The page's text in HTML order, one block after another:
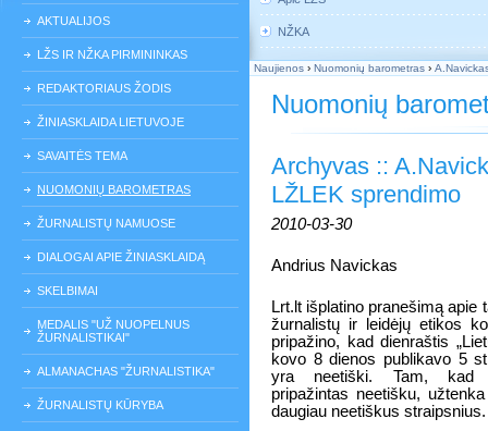
AKTUALIJOS
LŽS IR NŽKA PIRMININKAS
REDAKTORIAUS ŽODIS
ŽINIASKLAIDA LIETUVOJE
SAVAITĖS TEMA
NUOMONIŲ BAROMETRAS
ŽURNALISTŲ NAMUOSE
DIALOGAI APIE ŽINIASKLAIDĄ
SKELBIMAI
MEDALIS "UŽ NUOPELNUS
ŽURNALISTIKAI"
ALMANACHAS "ŽURNALISTIKA"
ŽURNALISTŲ KŪRYBA
NŽKA
Naujienos › Nuomonių barometras ›
Nuomonių
Archyvas ::
LŽLEK sprendimo
2010-03-30
Andrius Navickas
Lrt.lt išplatino pranešimą apie
žurnalistų ir leidėjų etikos
pripažino, kad dienraštis
kovo 8 dienos publikavo 5
yra neetiški. Tam, kad
pripažintas neetišku,
daugiau neetiškus straipsnius.